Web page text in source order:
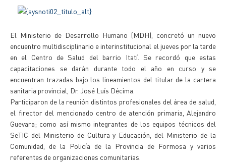
El Ministerio de Desarrollo Humano (MDH), concretó un nuevo
encuentro multidisciplinario e interinstitucional el jueves por la tarde
en el Centro de Salud del barrio Itatí. Se recordó que estas
capacitaciones se darán durante todo el año en curso y se
encuentran trazadas bajo los lineamientos del titular de la cartera
sanitaria provincial, Dr. José Luís Décima.
Participaron de la reunión distintos profesionales del área de salud,
el firector del mencionado centro de atención primaria, Alejandro
Guevara; como así mismo integrantes de los equipos técnicos del
SeTIC del Ministerio de Cultura y Educación, del Ministerio de la
Comunidad, de la Policía de la Provincia de Formosa y varios
referentes de organizaciones comunitarias.